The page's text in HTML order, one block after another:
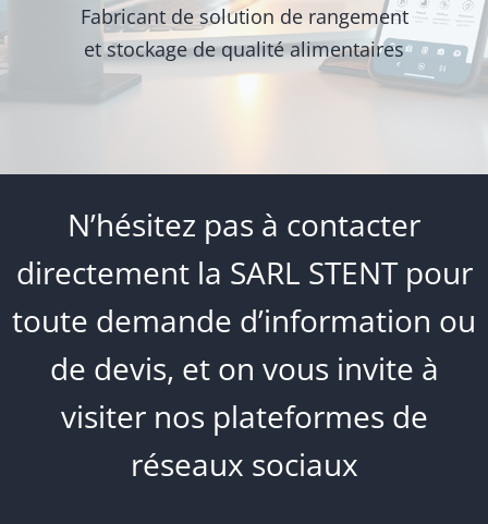
Fabricant de solution de rangement
et stockage de qualité alimentaires
N’hésitez pas à contacter
directement la SARL STENT pour
toute demande d’information ou
de devis, et on vous invite à
visiter nos plateformes de
réseaux sociaux